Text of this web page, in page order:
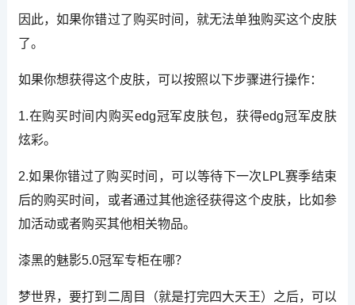
因此，如果你错过了购买时间，就无法单独购买这个皮肤
了。
如果你想获得这个皮肤，可以按照以下步骤进行操作：
1.在购买时间内购买edg冠军皮肤包，获得edg冠军皮肤
炫彩。
2.如果你错过了购买时间，可以等待下一次LPL赛季结束
后的购买时间，或者通过其他途径获得这个皮肤，比如参
加活动或者购买其他相关物品。
漆黑的魅影5.0冠军专柜在哪？
梦世界，要打到二周目（就是打完四大天王）之后，可以